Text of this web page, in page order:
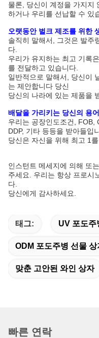
물론, 당신이 계정을 가지지
하거나 우리를 선납할 수 있
오랫동안 벌크 제조를 위한
솔직히 말해서, 그것은 발주
다.
우리가 유지하는 최고 기록
를 전달하고 있습니다.
일반적으로 말해서, 당신이
는 제안합니다 당신
당신의 나라에 있는 제품을
배달을 가리키는 당신의 용
우리는 공장인도조건, FOB,
DDP, 기타 등등을 받아들입
당신은 자신을 위해 최고 1
인스턴트 메세지에 의해 또
주세요. 우리는 항상 프로시
다.
당신에게 감사하세요.
태그: UV 포도주
ODM 포도주병 선물 상
맞춘 고안된 와인 상자
빠른 연락